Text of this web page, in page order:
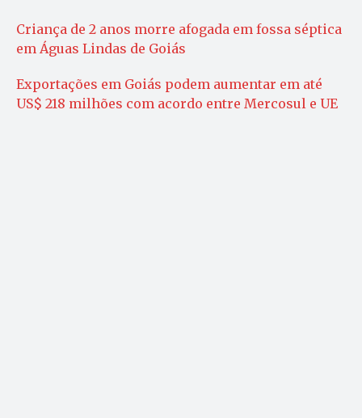
Criança de 2 anos morre afogada em fossa séptica
em Águas Lindas de Goiás
Exportações em Goiás podem aumentar em até
US$ 218 milhões com acordo entre Mercosul e UE